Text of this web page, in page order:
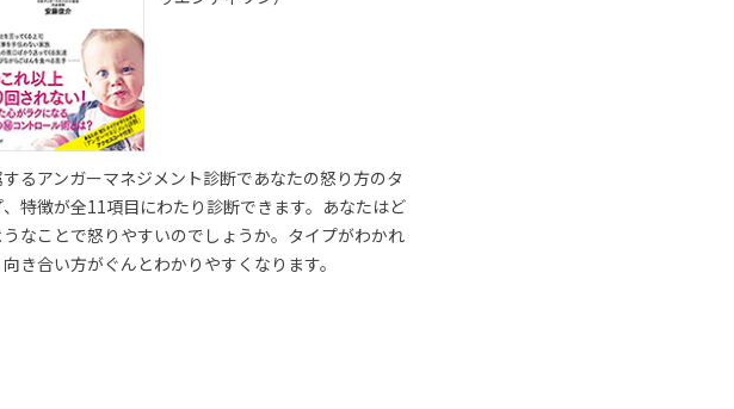
するアンガーマネジメント診断であなたの怒り方のタ
、特徴が全11項目にわたり診断できます。あなたはど
うなことで怒りやすいのでしょうか。タイプがわかれ
き合い方がぐんとわかりやすくなります。